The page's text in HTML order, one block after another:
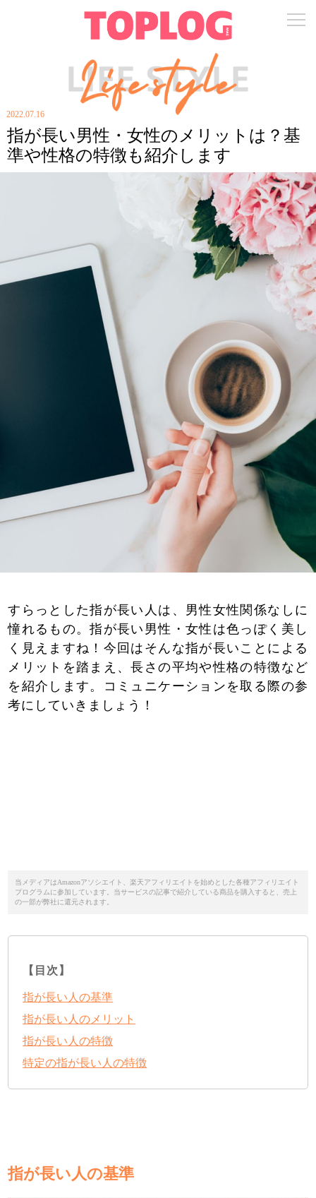
2022.07.16
指が長い男性・女性のメリットは？基
準や性格の特徴も紹介します
すらっとした指が長い人は、男性女性関係なしに
憧れるもの。指が長い男性・女性は色っぽく美し
く見えますね！今回はそんな指が長いことによる
メリットを踏まえ、長さの平均や性格の特徴など
を紹介します。コミュニケーションを取る際の参
考にしていきましょう！
当メディアはAmazonアソシエイト、楽天アフィリエイトを始めとした各種アフィリエイト
プログラムに参加しています。当サービスの記事で紹介している商品を購入すると、売上
の一部が弊社に還元されます。
【目次】
指が長い人の基準
指が長い人のメリット
指が長い人の特徴
特定の指が長い人の特徴
指が長い人の基準